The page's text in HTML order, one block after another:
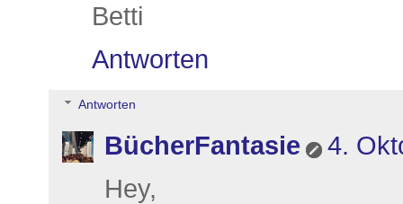
Betti
Antworten
Antworten
BücherFantasie
4.
Hey,